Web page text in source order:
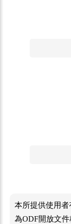
本所提供使用
為ODF開放文